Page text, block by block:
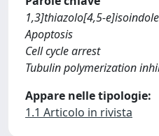
1,3]thiazolo[4,5-
Apoptosis
Cell cycle arrest
Tubulin polymerization
Appare nelle tipologie:
1.1 Articolo in rivista